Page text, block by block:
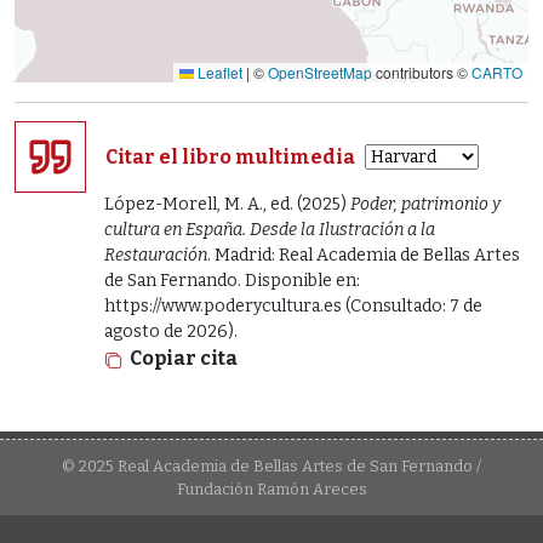
Leaflet | ©OpenStreetMapcontributors ©CARTO
Citar el libro multimedia
López-Morell, M. A., ed. (2025) Poder, patrimonio y
cultura en España. Desde la Ilustración a la
Restauración. Madrid: Real Academia de Bellas Artes
de San Fernando. Disponible en:
https://www.poderycultura.es (Consultado: 7 de
agosto de 2026).
Copiar cita
© 2025 Real Academia de Bellas Artes de San Fernando /
Fundación Ramón Areces